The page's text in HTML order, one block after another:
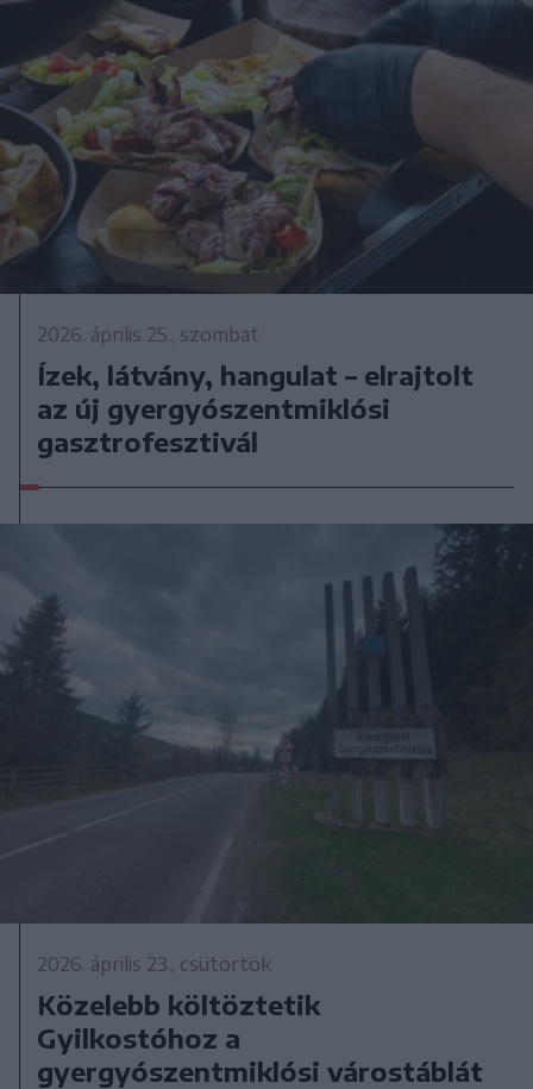
2026. április 25., szombat
Ízek, látvány, hangulat – elrajtolt
az új gyergyószentmiklósi
gasztrofesztivál
2026. április 23., csütörtök
Közelebb költöztetik
Gyilkostóhoz a
gyergyószentmiklósi várostáblát